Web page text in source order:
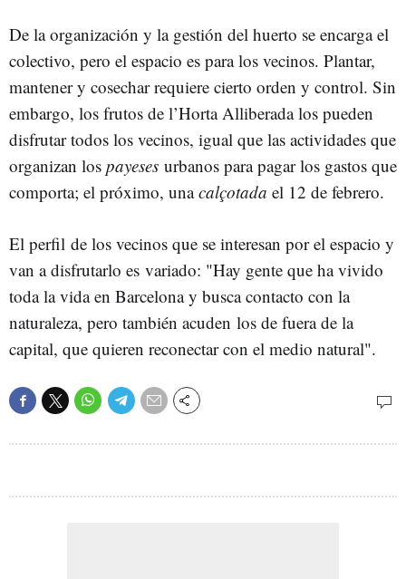
De la organización y la gestión del huerto se encarga el
colectivo, pero el espacio es para los vecinos. Plantar,
mantener y cosechar requiere cierto orden y control. Sin
embargo, los frutos de l’Horta Alliberada los pueden
disfrutar todos los vecinos, igual que las actividades que
organizan los payeses urbanos para pagar los gastos que
comporta; el próximo, unacalçotada el 12 de febrero.
El perfil de los vecinos que se interesan por el espacio y
van a disfrutarlo es variado: "Hay gente que ha vivido
toda la vida en Barcelona y busca contacto con la
naturaleza, pero también acuden los de fuera de la
capital, que quieren reconectar con el medio natural".